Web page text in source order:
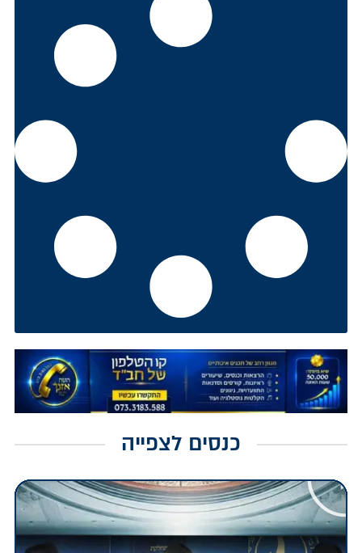
כנסים לצפייה